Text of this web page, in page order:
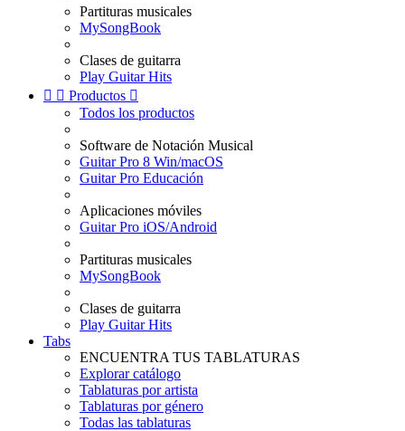
Partituras musicales
MySongBook
Clases de guitarra
Play Guitar Hits
  Productos 
Todos los productos
Software de Notación Musical
Guitar Pro 8 Win/macOS
Guitar Pro Educación
Aplicaciones móviles
Guitar Pro iOS/Android
Partituras musicales
MySongBook
Clases de guitarra
Play Guitar Hits
Tabs
ENCUENTRA TUS TABLATURAS
Explorar catálogo
Tablaturas por artista
Tablaturas por género
Todas las tablaturas